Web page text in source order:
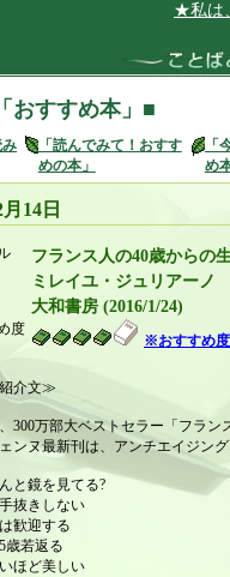
★私は、充
おすすめ本」■
み
「読んでみて！おすす
めの本」
「
め
14日
フランス人の40歳からの
ミレイユ・ジュリアーノ
大和書房 (2016/1/24)
度
※おすすめ
介文≫
300万部大ベストセラー「フラン
ンヌ最新刊は、アンチエイジン
と鏡を見てる?
抜きしない
歓迎する
歳若返る
ほど美しい